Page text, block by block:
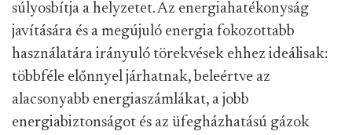
súlyosbítja a helyzetet. Az energiahatékonyság
javítására és a megújuló energia fokozottabb
használatára irányuló törekvések ehhez ideálisak:
többféle előnnyel járhatnak, beleértve az
alacsonyabb energiaszámlákat, a jobb
energiabiztonságot és az üfegházhatású gázok